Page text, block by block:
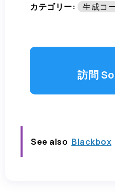
カテゴリー: 生成コ
訪問
See also Blackbox